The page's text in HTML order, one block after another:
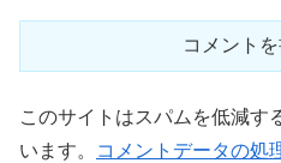
コメント
このサイトはスパムを低減す
います。
コメントデータの処